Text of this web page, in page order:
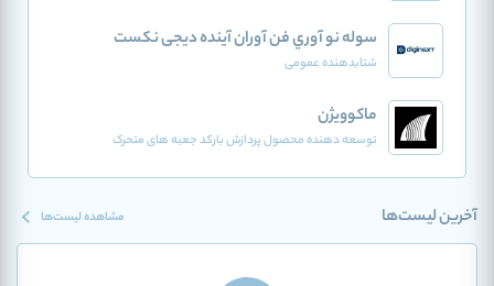
سوله نو آوري فن آوران آينده دیجی نکست
شتابدهنده عمومی
ماکوویژن
توسعه دهنده محصول پردازش بارکد جعبه های متحرک
آخرین لیست‌ها مشاهده لیست‌ها